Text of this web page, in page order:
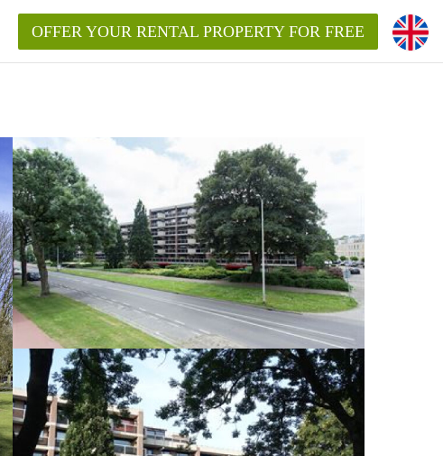
OFFER YOUR RENTAL PROPERTY FOR FREE